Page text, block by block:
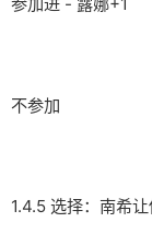
不参加
1.4.5 选择：南希